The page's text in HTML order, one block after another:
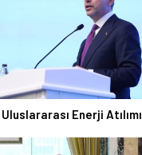
Enerji Atılımı